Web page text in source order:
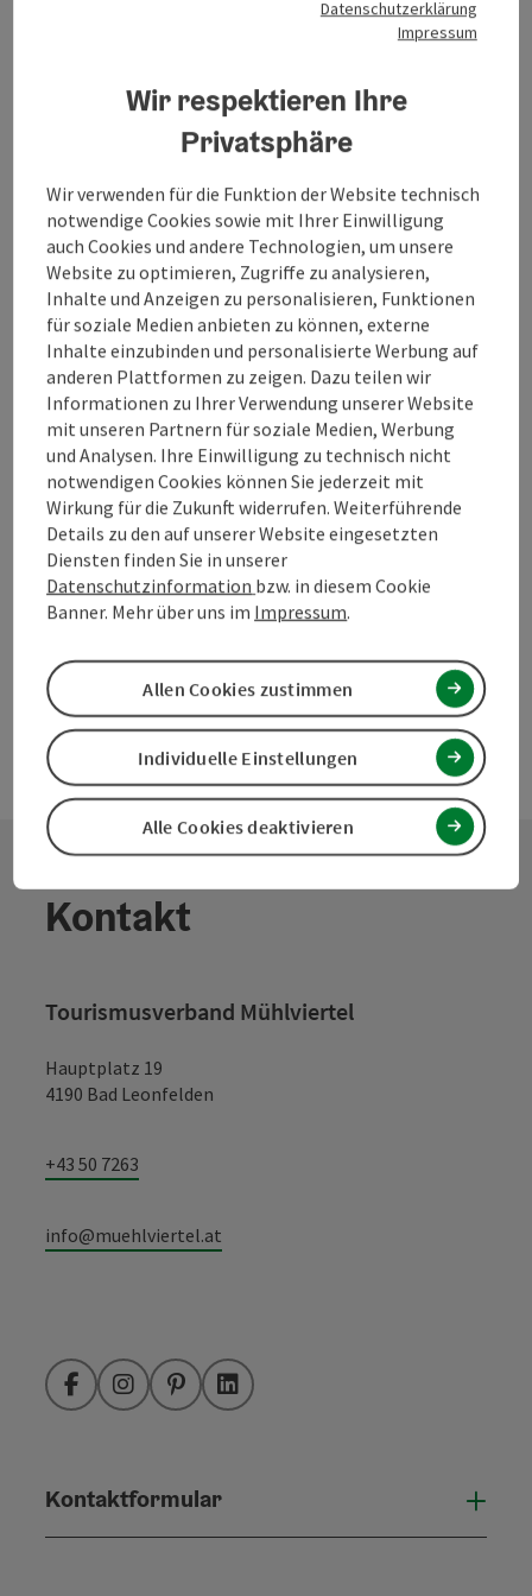
und Kooperation mit den Partnern touristisch zu
entwickeln und erlebbar zu machen. Durch diese
Geschichte am ehemaligen "Eisernen Vorhang“ zu
einem nachhaltigen Regionserlebnis für Gäste und
Einheimische bei.
Die wichtigsten Ergebnisse des Projekts sind die
Bewerbung und die Erschließung des Kultur- und
Naturerbes in der gemeinsamen Region in den
verschiedenen Formen (z.B. Publikationen, interaktive
Naturlehrpfade, Außen- und Innenausstellungen).
Außerdem werden auch Infrastrukturmaßnahmen
umgesetzt (z.B. Radweg, Aussichtsturm).
Förderprogramm:
INTERREG V-A Österreich-Tschechische Republik und
aus Mitteln des Landes OÖ
Projektpartner:
Tourismusverband Mühlviertel (Leadpartner)
Sdružení Růže, z.s.p.o.
Město Nové Hrady
Svazek měst a obcí regionu Pomalší
Dauer/Zeitraum:
Kontakt
Tourismusverband Mühlviertel
Hauptplatz 19
4190 Bad Leonfelden
+43 50 7263
info@muehlviertel.at
FacebookInstagramPinterestLinkedIn
Kontaktformular
Datenschutzerklärung
Impressum
Wir respektieren Ihre
Privatsphäre
Wir verwenden für die Funktion der Website technisch
notwendige Cookies sowie mit Ihrer Einwilligung
auch Cookies und andere Technologien, um unsere
Website zu optimieren, Zugriffe zu analysieren,
Inhalte und Anzeigen zu personalisieren, Funktionen
für soziale Medien anbieten zu können, externe
Inhalte einzubinden und personalisierte Werbung auf
anderen Plattformen zu zeigen. Dazu teilen wir
Informationen zu Ihrer Verwendung unserer Website
mit unseren Partnern für soziale Medien, Werbung
und Analysen. Ihre Einwilligung zu technisch nicht
notwendigen Cookies können Sie jederzeit mit
Wirkung für die Zukunft widerrufen. Weiterführende
Details zu den auf unserer Website eingesetzten
Diensten finden Sie in unserer
Datenschutzinformation bzw. in diesem Cookie
Banner. Mehr über uns im Impressum.
Alle Cookies deaktivieren
Individuelle Einstellungen
Allen Cookies zustimmen